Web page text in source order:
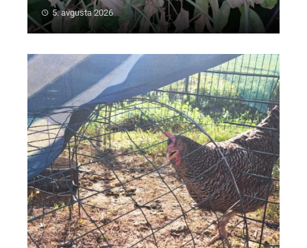
5. avgusta 2026